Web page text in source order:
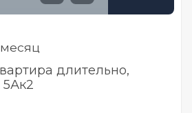
длительно,